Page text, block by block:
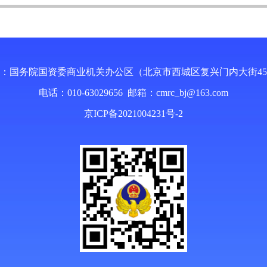
国务院国资委商业机关办公区（北京市西城区复兴门内大街
电话：010-63029656 邮箱： cmrc_bj@163.com
京ICP备2021004231号-2